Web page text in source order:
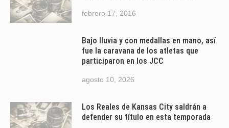
febrero 17, 2016
Bajo lluvia y con medallas en mano, así
fue la caravana de los atletas que
participaron en los JCC
agosto 10, 2026
Los Reales de Kansas City saldrán a
defender su título en esta temporada